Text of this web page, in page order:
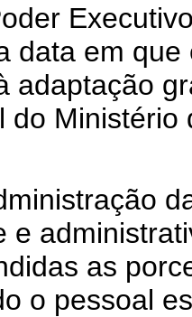
data em
adaptação
do
e
as
o pessoal